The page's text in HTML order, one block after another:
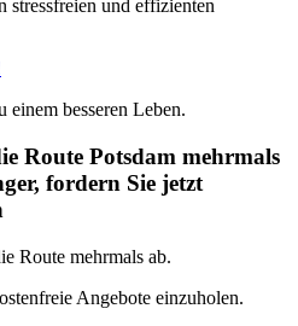
stressfreien und effizienten
besseren Leben.
Route Potsdam mehrmals
fordern Sie jetzt
Route mehrmals ab.
Angebote einzuholen.